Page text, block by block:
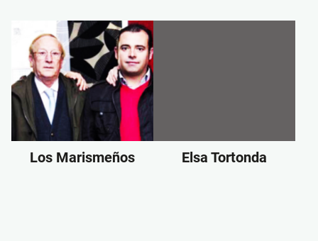
Los Marismeños Elsa Tortonda